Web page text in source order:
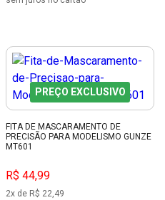
PREÇO EXCLUSIVO
FITA DE MASCARAMENTO DE
PRECISÃO PARA MODELISMO GUNZE
MT601
R$ 44,99
2x de R$ 22,49